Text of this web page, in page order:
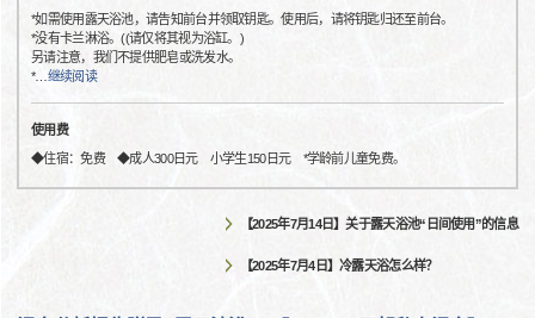
*如需使用露天浴池，请告知前台并领取钥匙。使用后，请将钥匙归还至前台。
*没有卡兰淋浴。((请仅将其视为浴缸。)
另请注意，我们不提供肥皂或洗发水。
*… 继续阅读
使用费
◆住宿：免费 ◆成人300日元 小学生150日元 *学龄前儿童免费。
【2025年7月14日】关于露天浴池“日间使用”的信息
【2025年7月4日】冷露天浴怎么样？